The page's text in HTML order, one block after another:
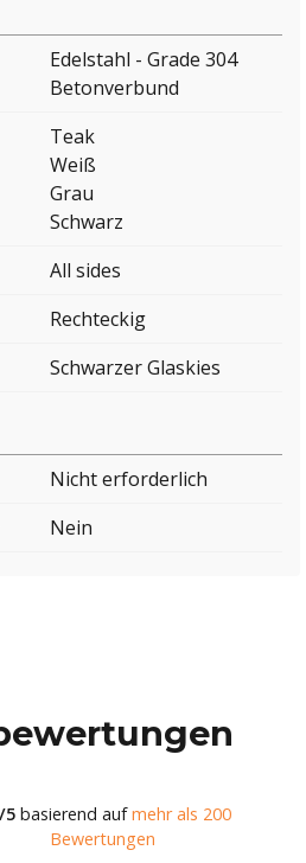
Edelstahl - Grade 304
Betonverbund
Teak
Weiß
Grau
Schwarz
All sides
Rechteckig
Schwarzer Glaskies
Nicht erforderlich
Nein
5basierend aufmehr als 200
Bewertungen